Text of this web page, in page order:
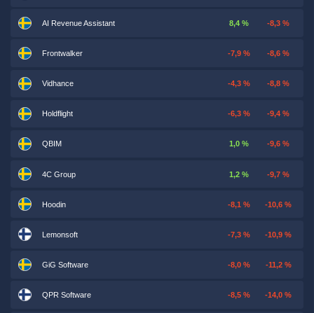
AI Revenue Assistant 8,4 % -8,3 %
Frontwalker -7,9 % -8,6 %
Vidhance -4,3 % -8,8 %
Holdflight -6,3 % -9,4 %
QBIM 1,0 % -9,6 %
4C Group 1,2 % -9,7 %
Hoodin -8,1 % -10,6 %
Lemonsoft -7,3 % -10,9 %
GiG Software -8,0 % -11,2 %
QPR Software -8,5 % -14,0 %